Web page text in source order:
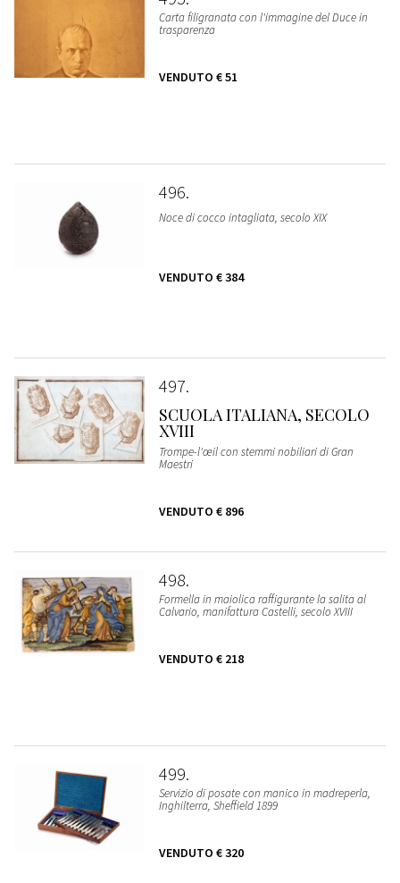
Carta filigranata con l'immagine del Duce in
trasparenza
VENDUTO € 51
496
Noce di cocco intagliata, secolo XIX
VENDUTO € 384
497
SCUOLA ITALIANA, SECOLO
XVIII
Trompe-l'œil con stemmi nobiliari di Gran
Maestri
VENDUTO € 896
498
Formella in maiolica raffigurante la salita al
Calvario, manifattura Castelli, secolo XVIII
VENDUTO € 218
499
Servizio di posate con manico in madreperla,
Inghilterra, Sheffield 1899
VENDUTO € 320